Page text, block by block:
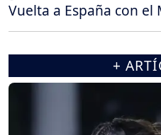
Vuelta a España con el
+